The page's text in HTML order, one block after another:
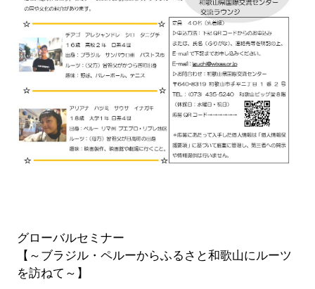
グローバルセミナー
【～ブラジル・ペルーからふるさと和歌山にルーツ
を訪ねて～】